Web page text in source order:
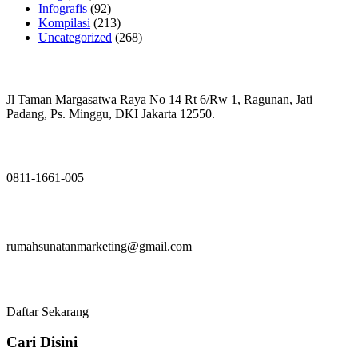
Infografis (92)
Kompilasi (213)
Uncategorized (268)
Jl Taman Margasatwa Raya No 14 Rt 6/Rw 1, Ragunan, Jati
Padang, Ps. Minggu, DKI Jakarta 12550.
0811-1661-005
rumahsunatanmarketing@gmail.com
Daftar Sekarang
Cari Disini